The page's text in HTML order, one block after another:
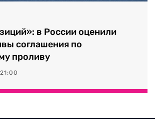
в России оценили
соглашения по
проливу